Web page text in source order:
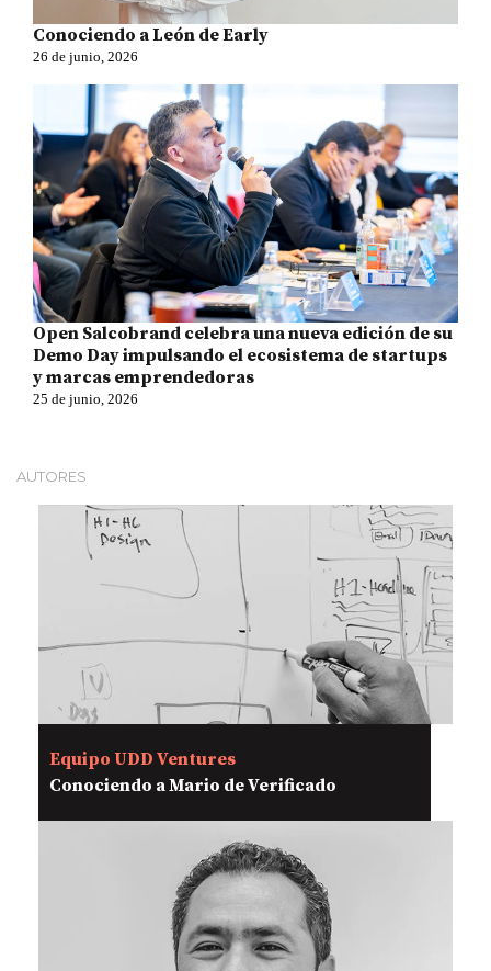
Conociendo a León de Early
26 de junio, 2026
Open Salcobrand celebra una nueva edición de su
Demo Day impulsando el ecosistema de startups
y marcas emprendedoras
25 de junio, 2026
AUTORES
Equipo UDD Ventures
Conociendo a Mario de Verificado